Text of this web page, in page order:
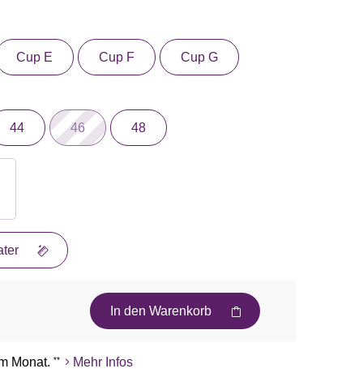
Cup E Cup F Cup G
44 46 48
In den Warenkorb
Monat. ** Mehr Infos